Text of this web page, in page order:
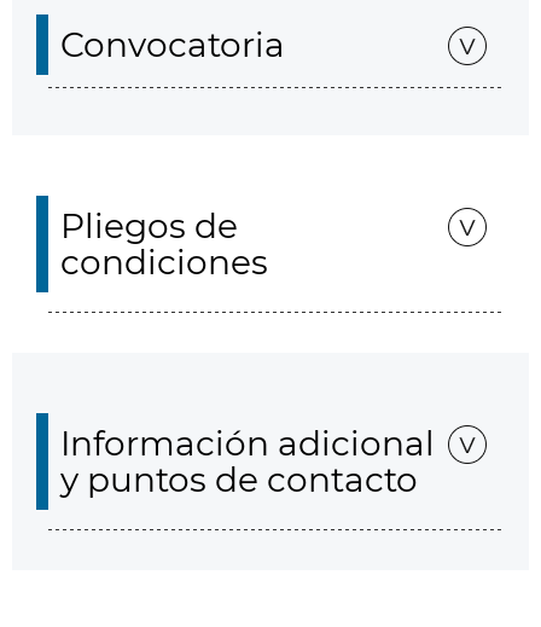
Convocatoria
Pliegos de
condiciones
Información adicional
y puntos de contacto